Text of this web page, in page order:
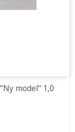
model" 1,0